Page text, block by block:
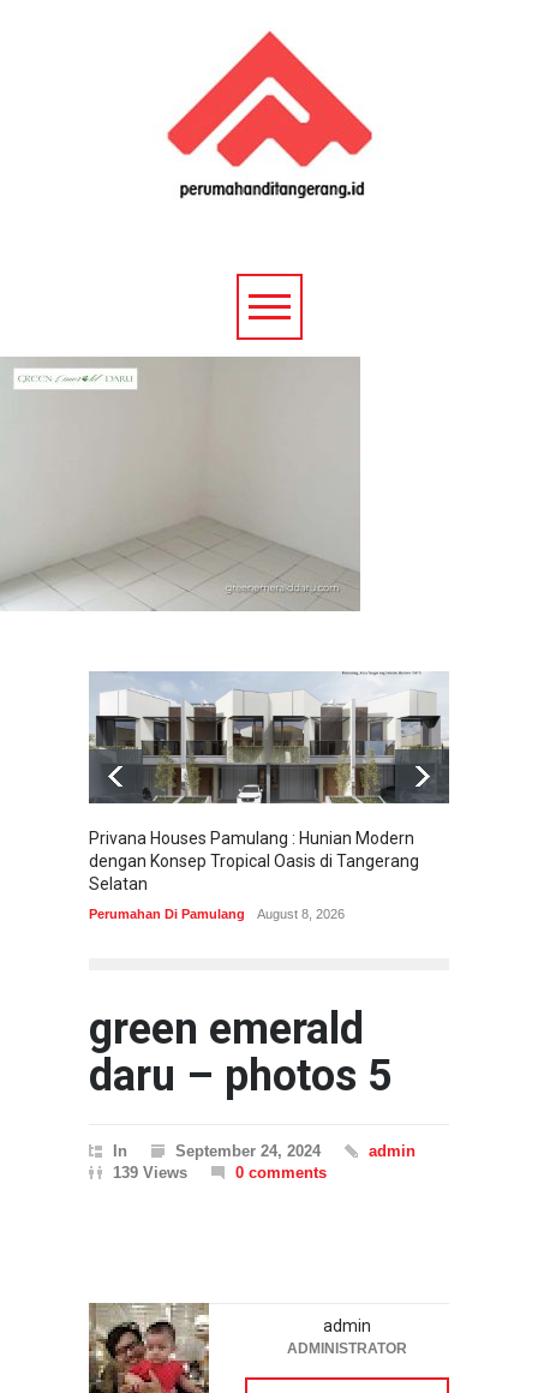
Privana Houses Pamulang : Hunian Modern
dengan Konsep Tropical Oasis di Tangerang
Selatan
Perumahan Di Pamulang August 8, 2026
green emerald
daru – photos 5
In September 24, 2024
admin
139 Views
0 comments
admin
ADMINISTRATOR